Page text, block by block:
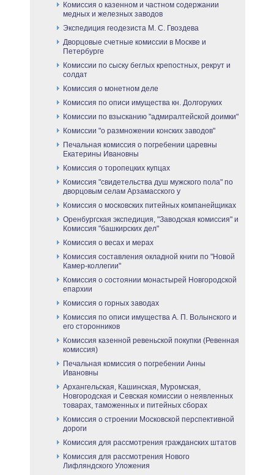
Комиссия о казенном и частном содержании
медных и железных заводов
Экспедиция геодезиста М. С. Гвоздева
Дворцовые счетные комиссии в Москве и
Петербурге
Комиссии по сыску беглых крепостных, рекрут и
солдат
Комиссия о монетном деле
Комиссия по описи имущества кн. Долгоруких
Комиссии по взысканию "адмиралтейской доимки"
Комиссии "о размножении конских заводов"
Печальная комиссия о погребении царевны
Екатерины Ивановны
Комиссия о торопецких купцах
Комиссия "свидетельства душ мужского пола" по
дворцовым селам Арзамасского у
Комиссия о московских питейных компанейщиках
Оренбургская экспедиция, "Заводская комиссия" и
Комиссия "башкирских дел"
Комиссия о весах и мерах
Комиссия составления окладной книги по "Новой
Камер-коллегии"
Комиссия о состоянии монастырей Новгородской
епархии
Комиссия о горных заводах
Комиссия по описи имущества А. П. Волынского и
его сторонников
Комиссия казенной ревеньской покупки (Ревенная
комиссия)
Печальная комиссия о погребении Анны
Ивановны
Архангельская, Кашинская, Муромская,
Новгородская и Севская комиссии о неявленных
товарах, таможенных и питейных сборах
Комиссия о строении Московской перспективной
дороги
Комиссия для рассмотрения гражданских штатов
Комиссия для рассмотрения Нового
Лифляндского Уложения